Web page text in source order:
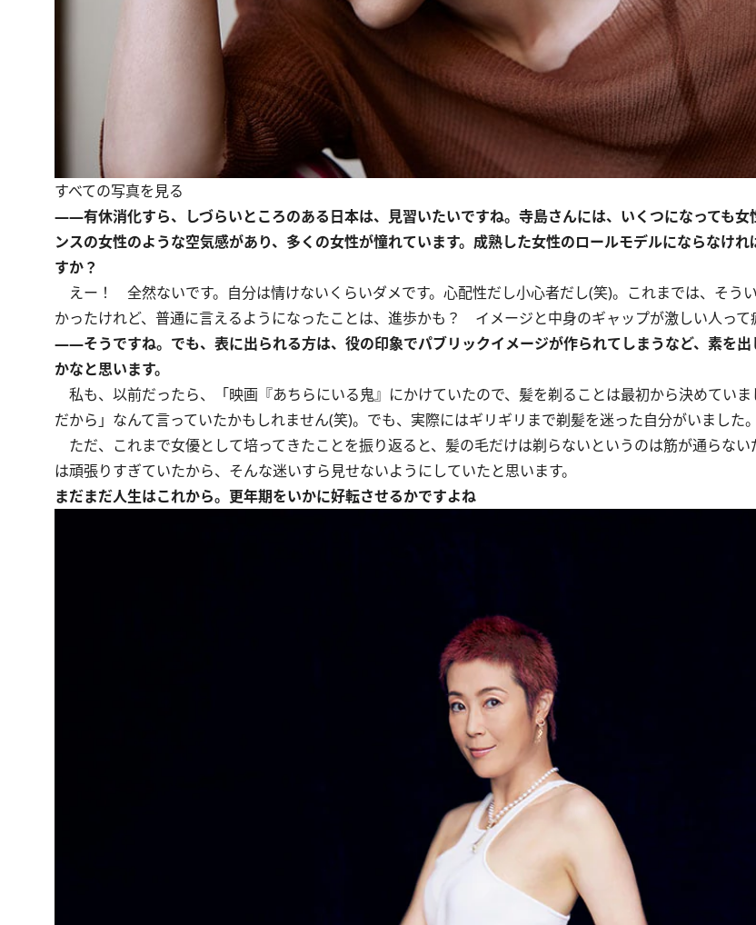
すべての写真を見る
――有休消化すら、しづらいところのある日本は、見習いたいですね。寺島さんには、いくつになっても女
ンスの女性のような空気感があり、多くの女性が憧れています。成熟した女性のロールモデルにならなけ
すか？
えー！ 全然ないです。自分は情けないくらいダメです。心配性だし小心者だし(笑)。これまでは、そう
かったけれど、普通に言えるようになったことは、進歩かも？ イメージと中身のギャップが激しい人って
――そうですね。でも、表に出られる方は、役の印象でパブリックイメージが作られてしまうなど、素を出
かなと思います。
私も、以前だったら、「映画『あちらにいる鬼』にかけていたので、髪を剃ることは最初から決めてい
だから」なんて言っていたかもしれません(笑)。でも、実際にはギリギリまで剃髪を迷った自分がいました。
ただ、これまで女優として培ってきたことを振り返ると、髪の毛だけは剃らないというのは筋が通らな
は頑張りすぎていたから、そんな迷いすら見せないようにしていたと思います。
まだまだ人生はこれから。更年期をいかに好転させるかですよね